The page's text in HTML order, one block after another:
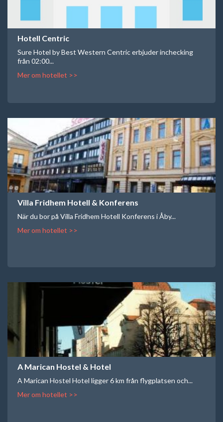
Hotell Centric
Sure Hotel by Best Western Centric erbjuder inchecking
från 02:00...
Mer om hotellet >>
Villa Fridhem Hotell & Konferens
När du bor på Villa Fridhem Hotell Konferens i Åby...
Mer om hotellet >>
A Marican Hostel & Hotel
A Marican Hostel Hotel ligger 6 km från flygplatsen och...
Mer om hotellet >>